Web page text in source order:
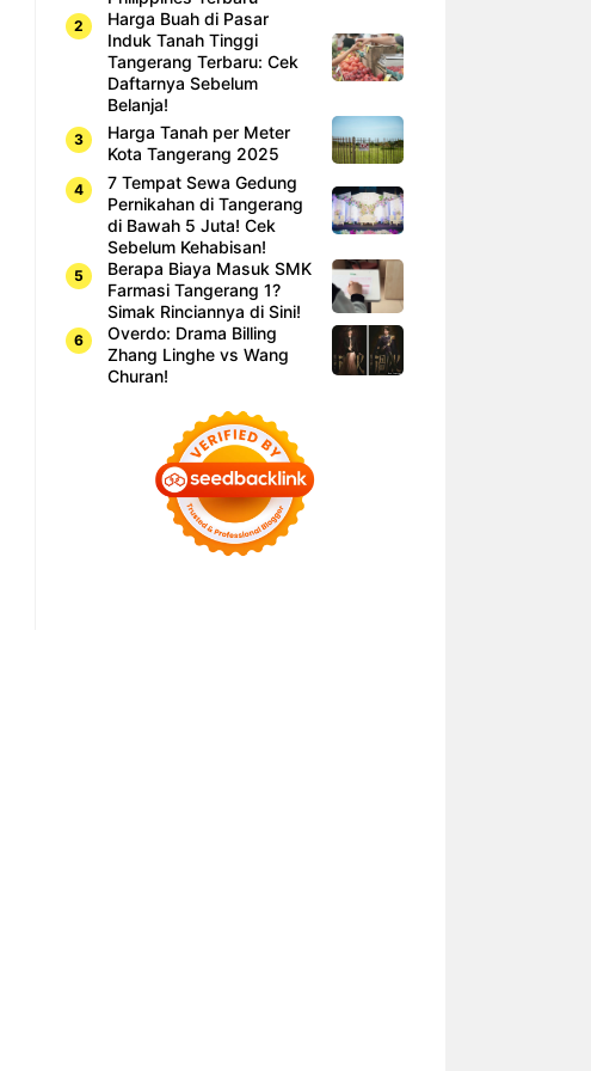
Harga Buah di Pasar
Induk Tanah Tinggi
Tangerang Terbaru: Cek
Daftarnya Sebelum
Belanja!
Harga Tanah per Meter
Kota Tangerang 2025
7 Tempat Sewa Gedung
Pernikahan di Tangerang
di Bawah 5 Juta! Cek
Sebelum Kehabisan!
Berapa Biaya Masuk SMK
Farmasi Tangerang 1?
Simak Rinciannya di Sini!
Overdo: Drama Billing
Zhang Linghe vs Wang
Churan!